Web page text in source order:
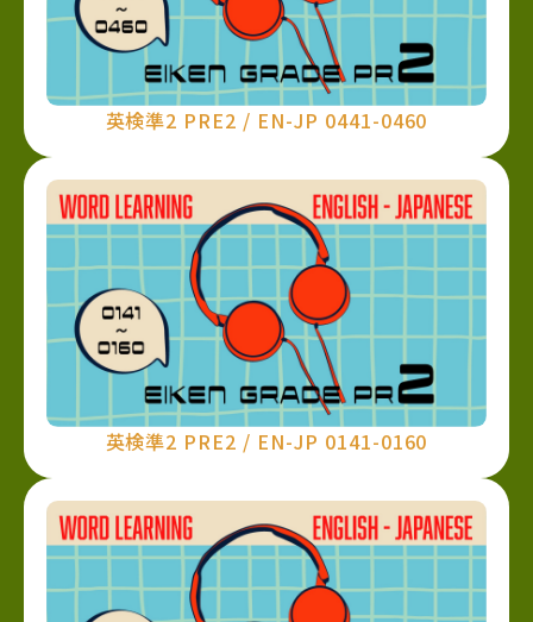
英検準2 PRE2 / EN-JP 0441-0460
英検準2 PRE2 / EN-JP 0141-0160